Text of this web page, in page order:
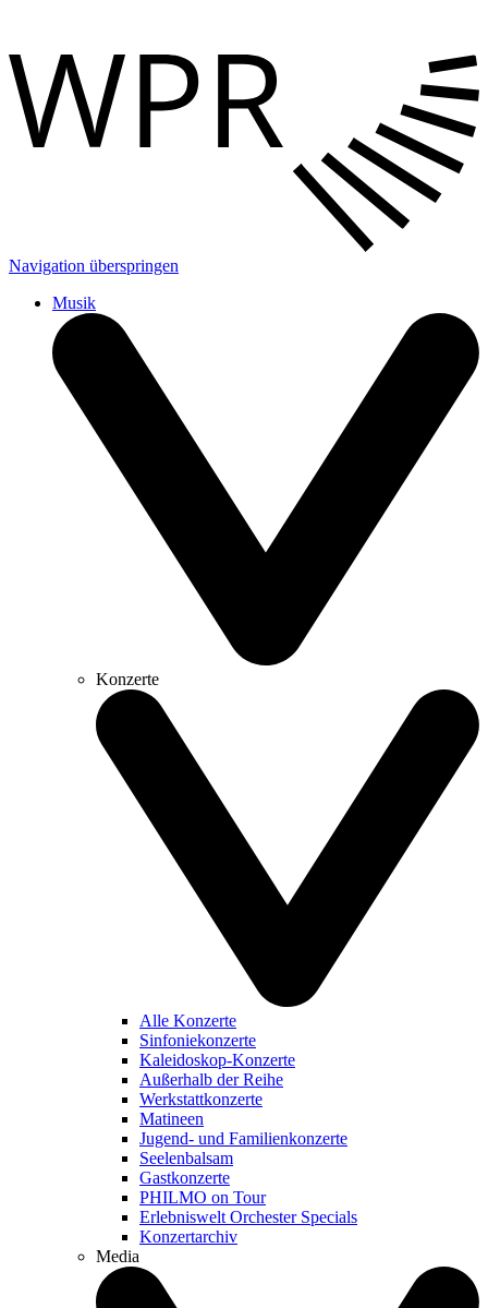
Navigation überspringen
Musik
Konzerte
Alle Konzerte
Sinfoniekonzerte
Kaleidoskop-Konzerte
Außerhalb der Reihe
Werkstattkonzerte
Matineen
Jugend- und Familienkonzerte
Seelenbalsam
Gastkonzerte
PHILMO on Tour
Erlebniswelt Orchester Specials
Konzertarchiv
Media